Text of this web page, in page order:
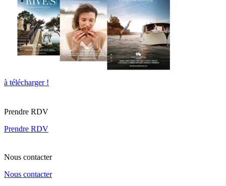
à télécharger !
Prendre RDV
Prendre RDV
Nous contacter
Nous contacter